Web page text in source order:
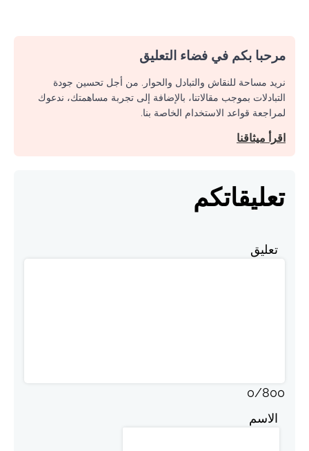
مرحبا بكم في فضاء التعليق
نريد مساحة للنقاش والتبادل والحوار. من أجل تحسين جودة
التبادلات بموجب مقالاتنا، بالإضافة إلى تجربة مساهمتك، ندعوك
لمراجعة قواعد الاستخدام الخاصة بنا.
اقرأ ميثاقنا
تعليقاتكم
تعليق
0/800
الاسم